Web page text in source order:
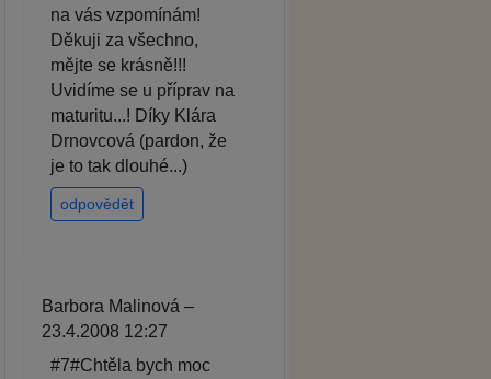
na vás vzpomínám!
Děkuji za všechno,
mějte se krásně!!!
Uvidíme se u příprav na
maturitu...! Díky Klára
Drnovcová (pardon, že
je to tak dlouhé...)
odpovědět
Barbora Malinová –
23.4.2008 12:27
#7#Chtěla bych moc